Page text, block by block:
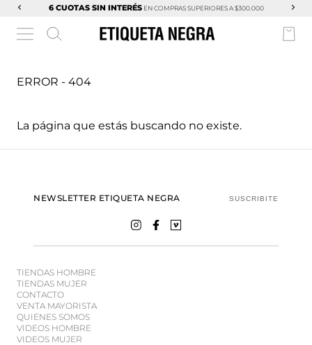
6 CUOTAS SIN INTERÉSEN COMPRAS SUPERIORES A $300.000
ERROR - 404
La página que estás buscando no existe.
TIENDAS HOMBRE
TIENDAS MUJER
CONTACTO
VENTA MAYORISTA
QUIENES SOMOS
VIDEOS HOMBRE
VIDEOS MUJER
NEWSLETTER ETIQUETA NEGRA SUSCRIBITE